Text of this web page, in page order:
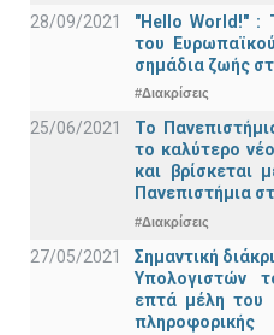
28/09/2021
"Hello World!" :
του
σημάδια ζωής
#Διακρίσεις
25/06/2021
Το
το καλύτερο
και βρίσκεται
Πανεπιστήμια
#Διακρίσεις
27/05/2021
Σημαντική
Υπολογιστών
επτά μέλη του